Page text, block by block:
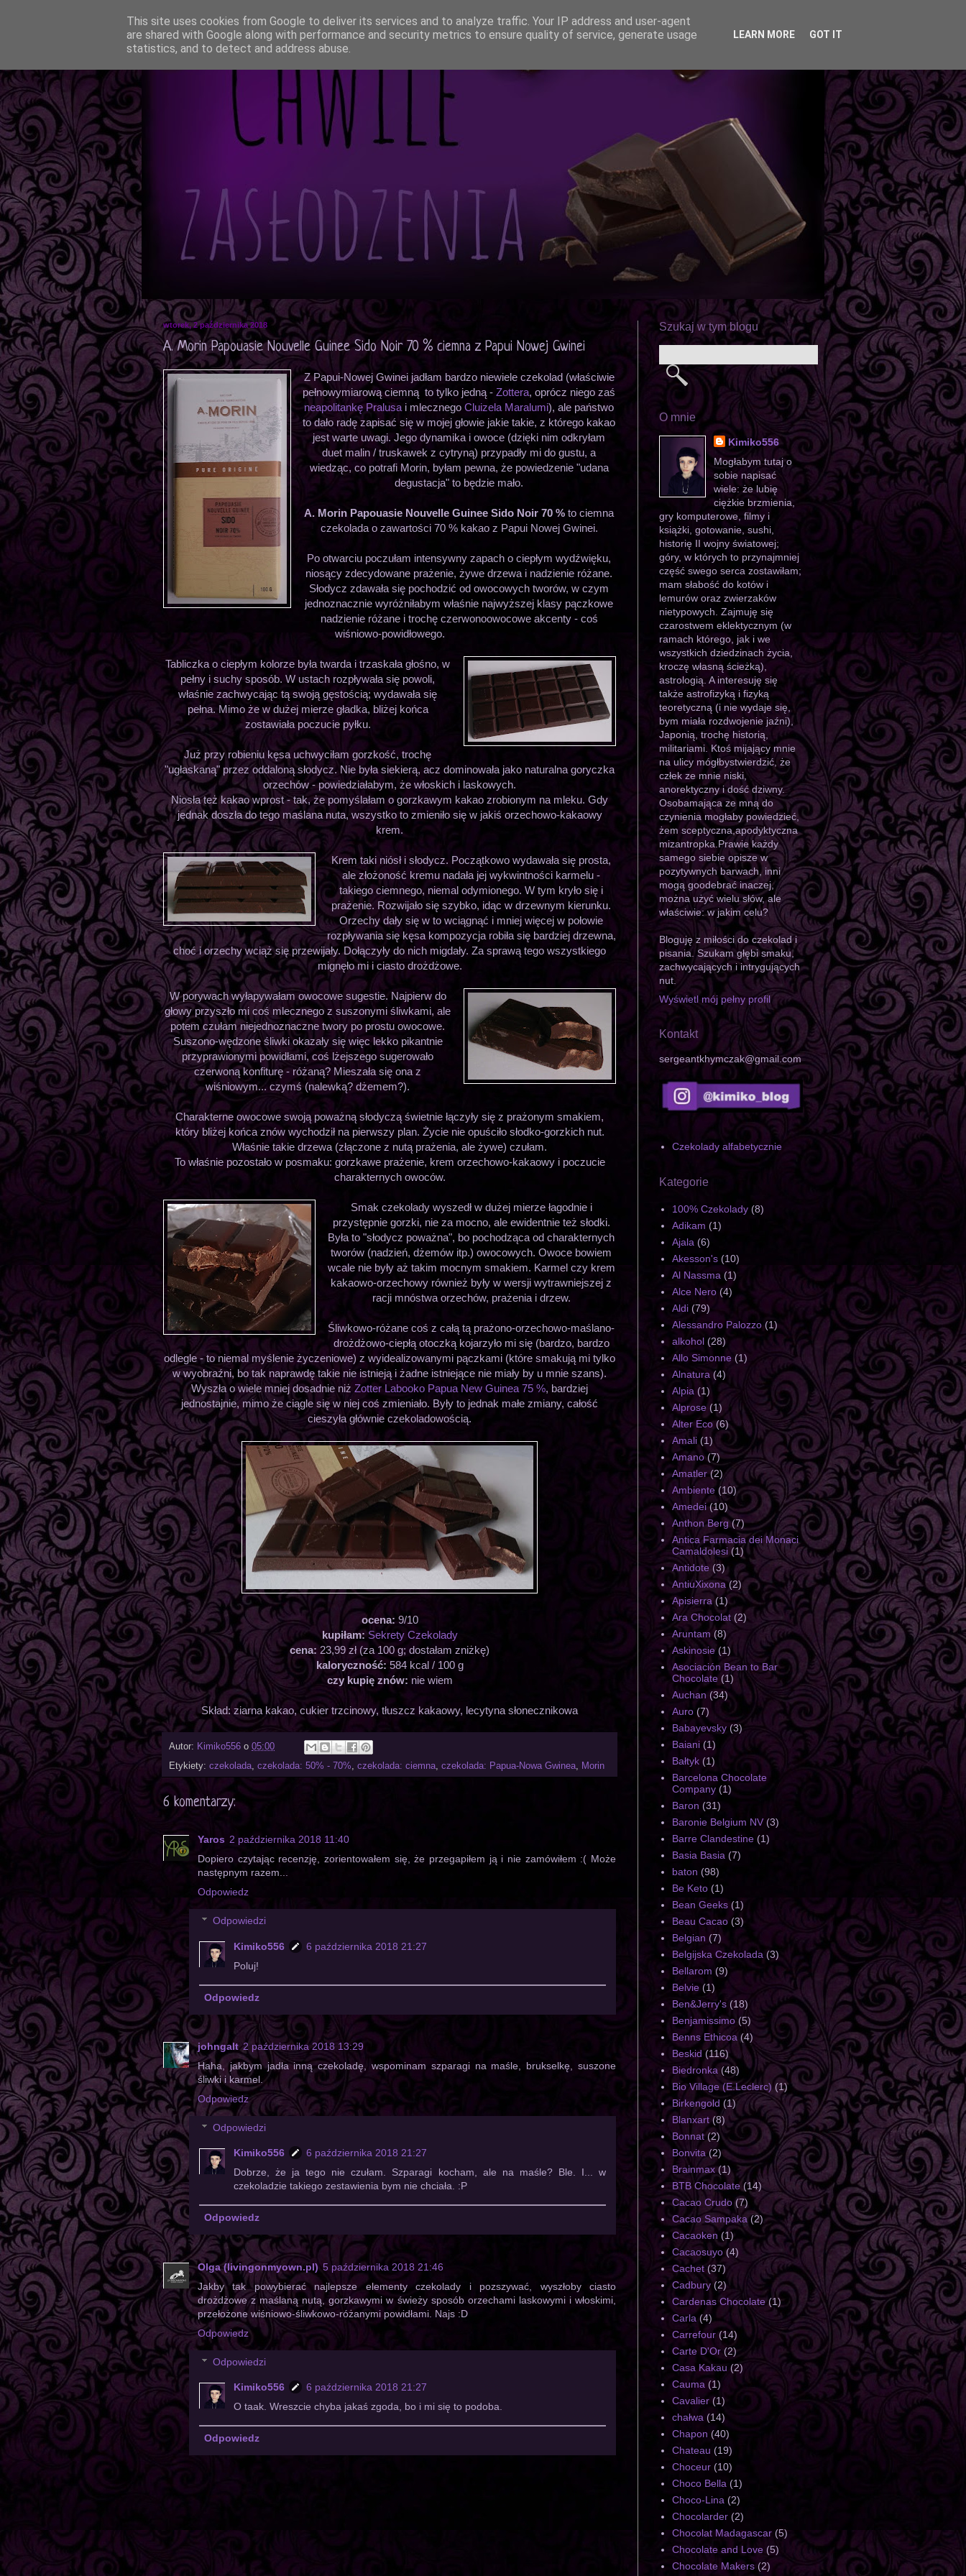
wtorek, 2 października 2018
A. Morin Papouasie Nouvelle Guinee Sido Noir 70 % ciemna z Papui Nowej Gwinei
Z Papui-Nowej Gwinei jadłam bardzo niewiele czekolad (właściwie
pełnowymiarową ciemną to tylko jedną -Zottera, oprócz niego zaś
neapolitankę Pralusa i mlecznegoCluizela Maralumi), ale państwo
to dało radę zapisać się w mojej głowie jakie takie, z którego kakao
jest warte uwagi. Jego dynamika i owoce (dzięki nim odkryłam
duet malin / truskawek z cytryną) przypadły mi do gustu, a
wiedząc, co potrafi Morin, byłam pewna, że powiedzenie "udana
degustacja" to będzie mało.
A. Morin Papouasie Nouvelle Guinee Sido Noir 70 % to ciemna
czekolada o zawartości 70 % kakao z Papui Nowej Gwinei.
Po otwarciu poczułam intensywny zapach o ciepłym wydźwięku,
niosący zdecydowane prażenie, żywe drzewa i nadzienie różane.
Słodycz zdawała się pochodzić od owocowych tworów, w czym
jednoznacznie wyróżniłabym właśnie najwyższej klasy pączkowe
nadzienie różane i trochę czerwonoowocowe akcenty - coś
wiśniowo-powidłowego.
Tabliczka o ciepłym kolorze była twarda i trzaskała głośno, w
pełny i suchy sposób. W ustach rozpływała się powoli,
właśnie zachwycając tą swoją gęstością; wydawała się
pełna. Mimo że w dużej mierze gładka, bliżej końca
zostawiała poczucie pyłku.
Już przy robieniu kęsa uchwyciłam gorzkość, trochę
"ugłaskaną" przez oddaloną słodycz. Nie była siekierą, acz dominowała jako naturalna goryczka
orzechów - powiedziałabym, że włoskich i laskowych.
Niosła też kakao wprost - tak, że pomyślałam o gorzkawym kakao zrobionym na mleku. Gdy
jednak doszła do tego maślana nuta, wszystko to zmieniło się w jakiś orzechowo-kakaowy
krem.
Krem taki niósł i słodycz. Początkowo wydawała się prosta,
ale złożoność kremu nadała jej wykwintności karmelu -
takiego ciemnego, niemal odymionego. W tym kryło się i
prażenie. Rozwijało się szybko, idąc w drzewnym kierunku.
Orzechy dały się w to wciągnąć i mniej więcej w połowie
rozpływania się kęsa kompozycja robiła się bardziej drzewna,
choć i orzechy wciąż się przewijały. Dołączyły do nich migdały. Za sprawą tego wszystkiego
mignęło mi i ciasto drożdżowe.
W porywach wyłapywałam owocowe sugestie. Najpierw do
głowy przyszło mi coś mlecznego z suszonymi śliwkami, ale
potem czułam niejednoznaczne twory po prostu owocowe.
Suszono-wędzone śliwki okazały się więc lekko pikantnie
przyprawionymi powidłami, coś lżejszego sugerowało
czerwoną konfiturę - różaną? Mieszała się ona z
wiśniowym... czymś (nalewką? dżemem?).
Charakterne owocowe swoją poważną słodyczą świetnie łączyły się z prażonym smakiem,
który bliżej końca znów wychodził na pierwszy plan. Życie nie opuściło słodko-gorzkich nut.
Właśnie takie drzewa (złączone z nutą prażenia, ale żywe) czułam.
To właśnie pozostało w posmaku: gorzkawe prażenie, krem orzechowo-kakaowy i poczucie
charakternych owoców.
Smak czekolady wyszedł w dużej mierze łagodnie i
przystępnie gorzki, nie za mocno, ale ewidentnie też słodki.
Była to "słodycz poważna", bo pochodząca od charakternych
tworów (nadzień, dżemów itp.) owocowych. Owoce bowiem
wcale nie były aż takim mocnym smakiem. Karmel czy krem
kakaowo-orzechowy również były w wersji wytrawniejszej z
racji mnóstwa orzechów, prażenia i drzew.
Śliwkowo-różane coś z całą tą prażono-orzechowo-maślano-
drożdżowo-ciepłą otoczką kojarzyło mi się (bardzo, bardzo
odlegle - to niemal myślenie życzeniowe) z wyidealizowanymi pączkami (które smakują mi tylko
w wyobraźni, bo tak naprawdę takie nie istnieją i żadne istniejące nie miały by u mnie szans).
Wyszła o wiele mniej dosadnie niż Zotter Labooko Papua New Guinea 75 %, bardziej
jednostajnie, mimo że ciągle się w niej coś zmieniało. Były to jednak małe zmiany, całość
cieszyła głównie czekoladowością.
ocena: 9/10
kupiłam: Sekrety Czekolady
cena: 23,99 zł (za 100 g; dostałam zniżkę)
kaloryczność: 584 kcal / 100 g
czy kupię znów: nie wiem
Skład: ziarna kakao, cukier trzcinowy, tłuszcz kakaowy, lecytyna słonecznikowa
Autor: Kimiko556 o 05:00
Etykiety: czekolada, czekolada: 50% - 70%, czekolada: ciemna, czekolada: Papua-Nowa Gwinea, Morin
6 komentarzy:
Yaros 2 października 2018 11:40
Dopiero czytając recenzję, zorientowałem się, że przegapiłem ją i nie zamówiłem :( Może
następnym razem...
Odpowiedz
Odpowiedzi
Kimiko556
6 października 2018 21:27
Poluj!
Odpowiedz
johngalt 2 października 2018 13:29
Haha, jakbym jadła inną czekoladę, wspominam szparagi na maśle, brukselkę, suszone
śliwki i karmel.
Odpowiedz
Odpowiedzi
Kimiko556
6 października 2018 21:27
Dobrze, że ja tego nie czułam. Szparagi kocham, ale na maśle? Ble. I... w
czekoladzie takiego zestawienia bym nie chciała. :P
Odpowiedz
Olga (livingonmyown.pl) 5 października 2018 21:46
Jakby tak powybierać najlepsze elementy czekolady i pozszywać, wyszłoby ciasto
drożdżowe z maślaną nutą, gorzkawymi w świeży sposób orzechami laskowymi i włoskimi,
przełożone wiśniowo-śliwkowo-różanymi powidłami. Najs :D
Odpowiedz
Odpowiedzi
Kimiko556
6 października 2018 21:27
O taak. Wreszcie chyba jakaś zgoda, bo i mi się to podoba.
Odpowiedz
Szukaj w tym blogu
O mnie
Kimiko556
Mogłabym tutaj o
sobie napisać
wiele: że lubię
ciężkie brzmienia,
gry komputerowe, filmy i
książki, gotowanie, sushi,
historię II wojny światowej;
góry, w których to przynajmniej
część swego serca zostawiłam;
mam słabość do kotów i
lemurów oraz zwierzaków
nietypowych. Zajmuję się
czarostwem eklektycznym (w
ramach którego, jak i we
wszystkich dziedzinach życia,
kroczę własną ścieżką),
astrologią. A interesuję się
także astrofizyką i fizyką
teoretyczną (i nie wydaje się,
bym miała rozdwojenie jaźni),
Japonią, trochę historią,
militariami. Ktoś mijający mnie
na ulicy mógłbystwierdzić, że
człek ze mnie niski,
anorektyczny i dość dziwny.
Osobamająca ze mną do
czynienia mogłaby powiedzieć,
żem sceptyczna,apodyktyczna
mizantropka.Prawie każdy
samego siebie opisze w
pozytywnych barwach, inni
mogą goodebrać inaczej,
można użyć wielu słów, ale
właściwie: w jakim celu?
Bloguję z miłości do czekolad i
pisania. Szukam głębi smaku,
zachwycających i intrygujących
nut.
Wyświetl mój pełny profil
Kontakt
sergeantkhymczak@gmail.com
Czekolady alfabetycznie
Kategorie
100% Czekolady (8)
Adikam (1)
Ajala (6)
Akesson's (10)
Al Nassma (1)
Alce Nero (4)
Aldi (79)
Alessandro Palozzo (1)
alkohol (28)
Allo Simonne (1)
Alnatura (4)
Alpia (1)
Alprose (1)
Alter Eco (6)
Amali (1)
Amano (7)
Amatler (2)
Ambiente (10)
Amedei (10)
Anthon Berg (7)
Antica Farmacia dei Monaci
Camaldolesi (1)
Antidote (3)
AntiuXixona (2)
Apisierra (1)
Ara Chocolat (2)
Aruntam (8)
Askinosie (1)
Asociación Bean to Bar
Chocolate (1)
Auchan (34)
Auro (7)
Babayevsky (3)
Baiani (1)
Bałtyk (1)
Barcelona Chocolate
Company (1)
Baron (31)
Baronie Belgium NV (3)
Barre Clandestine (1)
Basia Basia (7)
baton (98)
Be Keto (1)
Bean Geeks (1)
Beau Cacao (3)
Belgian (7)
Belgijska Czekolada (3)
Bellarom (9)
Belvie (1)
Ben&Jerry's (18)
Benjamissimo (5)
Benns Ethicoa (4)
Beskid (116)
Biedronka (48)
Bio Village (E.Leclerc) (1)
Birkengold (1)
Blanxart (8)
Bonnat (2)
Bonvita (2)
Brainmax (1)
BTB Chocolate (14)
Cacao Crudo (7)
Cacao Sampaka (2)
Cacaoken (1)
Cacaosuyo (4)
Cachet (37)
Cadbury (2)
Cardenas Chocolate (1)
Carla (4)
Carrefour (14)
Carte D'Or (2)
Casa Kakau (2)
Cauma (1)
Cavalier (1)
chałwa (14)
Chapon (40)
Chateau (19)
Choceur (10)
Choco Bella (1)
Choco-Lina (2)
Chocolarder (2)
Chocolat Madagascar (5)
Chocolate and Love (5)
Chocolate Makers (2)
This site uses cookies from Google to deliver its services and to analyze traffic. Your IP address and user-agent
are shared with Google along with performance and security metrics to ensure quality of service, generate usage
statistics, and to detect and address abuse.
LEARN MORE GOT IT